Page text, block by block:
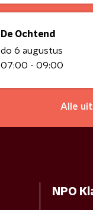
De Ochtend
do 6 augustus
07:00 - 09:00
Alle
NPO